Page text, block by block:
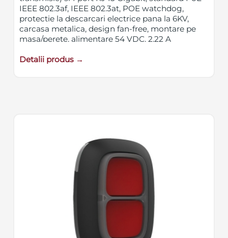
IEEE 802.3af, IEEE 802.3at, POE watchdog,
protectie la descarcari electrice pana la 6KV,
carcasa metalica, design fan-free, montare pe
masa/perete, alimentare 54 VDC, 2.22 A
Detalii produs →